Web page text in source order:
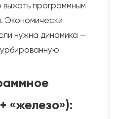
программным
Экономически
нужна динамика —
«железо»):